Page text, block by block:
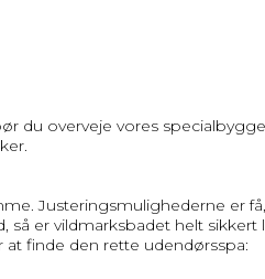
du overveje vores
Justeringsmulighederne er få,
så er vildmarksbadet helt sikkert
finde den rette udendørsspa: